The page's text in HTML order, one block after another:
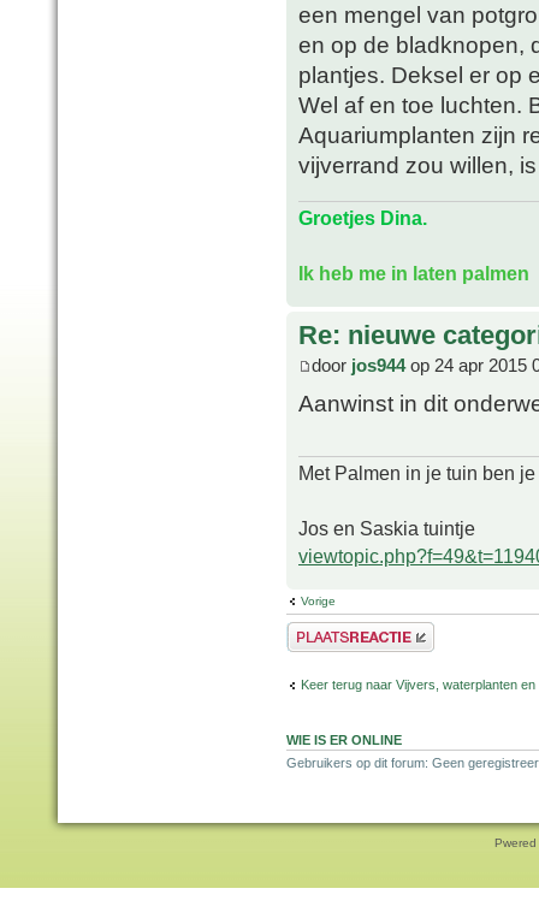
een mengel van
en op de bladknopen,
plantjes. Deksel er op
Wel af en toe luchten.
Aquariumplanten zijn
vijverrand zou willen,
Groetjes Dina.
Ik heb me in laten palmen
Re: nieuwe
door jos944op 24 apr 2015
Aanwinst in dit
Met Palmen in je tuin ben
Jos en Saskia tuintje
Vorige
Plaats een reactie
Keer terug naar Vijvers, waterplanten en
WIE IS ER ONLINE
Gebruikers op dit forum: Geen